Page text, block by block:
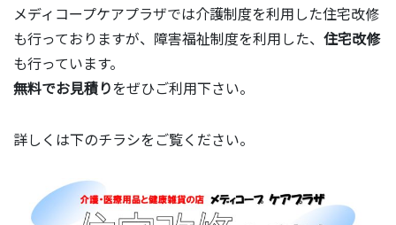
メディコープケアプラザでは介護制度を利用した住宅改修
も行っておりますが、障害福祉制度を利用した、 住宅改修
も行っています。
無料でお見積りをぜひご利用下さい。
詳しくは下のチラシをご覧ください。